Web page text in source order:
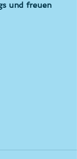
und freuen